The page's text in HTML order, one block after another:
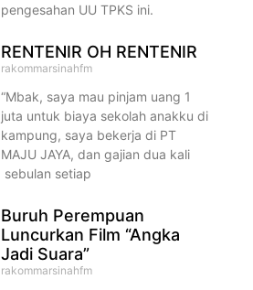
pengesahan UU TPKS ini.
RENTENIR OH RENTENIR
rakommarsinahfm
“Mbak, saya mau pinjam uang 1
juta untuk biaya sekolah anakku di
kampung, saya bekerja di PT
MAJU JAYA, dan gajian dua kali
sebulan setiap
Buruh Perempuan
Luncurkan Film “Angka
Jadi Suara”
rakommarsinahfm